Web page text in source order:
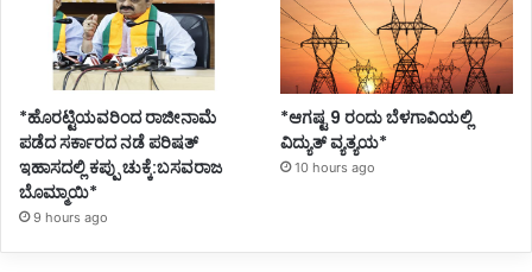
*ಹೊರಟ್ಟಿಯವರಿಂದ ರಾಜೀನಾಮೆ
ಪಡೆದ ಸರ್ಕಾರದ ನಡೆ ಪರಿಷತ್
ಇಹಾಸದಲ್ಲಿ ಕಪ್ಪು ಚುಕ್ಕೆ:ಬಸವರಾಜ
ಬೊಮ್ಮಾಯಿ*
9 hours ago
*ಆಗಷ್ಟ 9 ರಂದು ಬೆಳಗಾವಿಯಲ್ಲಿ
ವಿದ್ಯುತ್ ವ್ಯತ್ಯಯ*
10 hours ago